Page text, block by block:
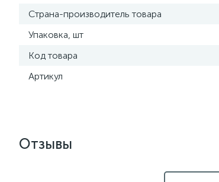
Страна-производитель товара
Упаковка, шт
Код товара
Артикул
Отзывы